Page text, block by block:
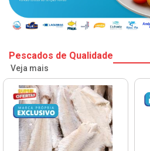
Pescados de Qualidade
Veja mais